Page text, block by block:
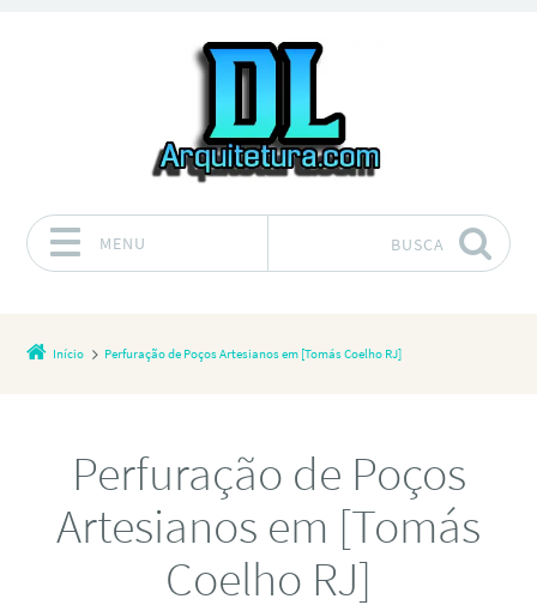
MENU BUSCA
Início Perfuração de Poços Artesianos em [Tomás Coelho RJ]
Perfuração de Poços
Artesianos em [Tomás
Coelho RJ]